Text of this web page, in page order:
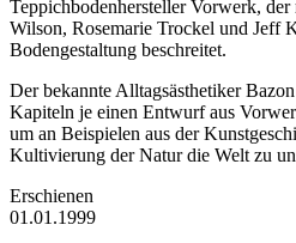
Teppichbodenhersteller Vorwerk,
Wilson, Rosemarie Trockel und Jeff
Bodengestaltung beschreitet.
Der bekannte Alltagsästhetiker
Kapiteln je einen Entwurf aus
um an Beispielen aus der
Kultivierung der Natur die Welt zu
Erschienen
01.01.1999